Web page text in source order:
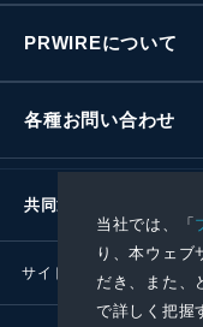
当社では、「
り、本ウェブ
だき、また、
で詳しく把握
PRWIREについて
各種お問い合わせ
共同通信社グループ
サイトポリシー